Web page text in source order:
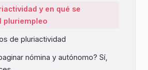
y en qué se
pluriempleo
de pluriactividad
nómina y autónomo? Sí,